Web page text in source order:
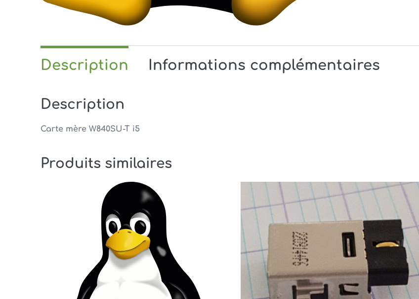
Description Informations complémentaires
Description
Carte mère W840SU-T i5
Produits similaires